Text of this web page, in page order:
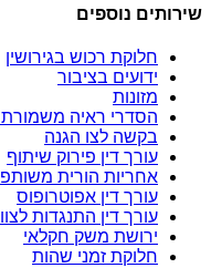
נוספים
רכוש בגירושין
בציבור
ראיה משמורת משותפת
לצו הגנה
דין פירוק שיתוף
הורית משותפת
דין אפוטרופוס
דין התנגדות לצוואה
משק חקלאי
זמני שהות